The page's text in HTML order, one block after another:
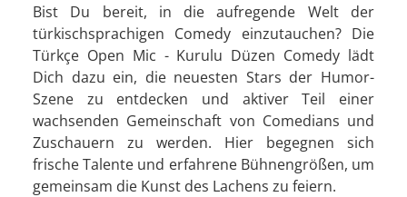
Bist Du bereit, in die aufregende Welt der
türkischsprachigen Comedy einzutauchen? Die
Türkçe Open Mic - Kurulu Düzen Comedy lädt
Dich dazu ein, die neuesten Stars der Humor-
Szene zu entdecken und aktiver Teil einer
wachsenden Gemeinschaft von Comedians und
Zuschauern zu werden. Hier begegnen sich
frische Talente und erfahrene Bühnengrößen, um
gemeinsam die Kunst des Lachens zu feiern.